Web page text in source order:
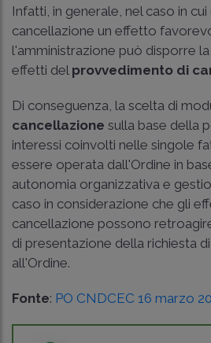
Infatti, in generale, nel caso in
cancellazione un effetto
l'amministrazione può disporre
effetti del provvedimento di
Di conseguenza, la scelta di
cancellazione sulla base della
interessi coinvolti nelle singole
essere operata dall'Ordine in
autonomia organizzativa e
caso in considerazione che gli
cancellazione possono
di presentazione della richiesta
all'Ordine.
Fonte: PO CNDCEC 16 marzo